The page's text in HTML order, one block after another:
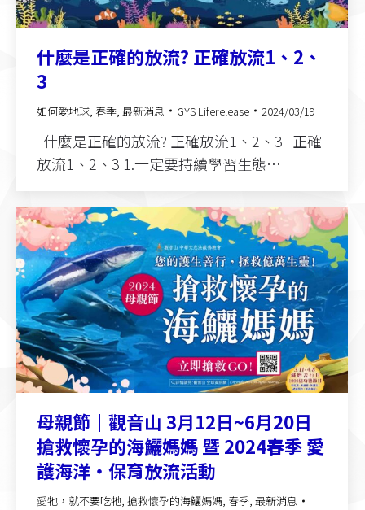
什麼是正確的放流? 正確放流1、2、
3
如何愛地球 春季 最新消息 GYS Liferelease 2024/03/19
什麼是正確的放流? 正確放流1、2、3 正確
放流1、2、3 1.一定要持續學習生態…
母親節｜觀音山 3月12日~6月20日
搶救懷孕的海鱺媽媽 暨 2024春季 愛
護海洋‧保育放流活動
愛牠，就不要吃牠, 搶救懷孕的海鱺媽媽, 春季, 最新消息